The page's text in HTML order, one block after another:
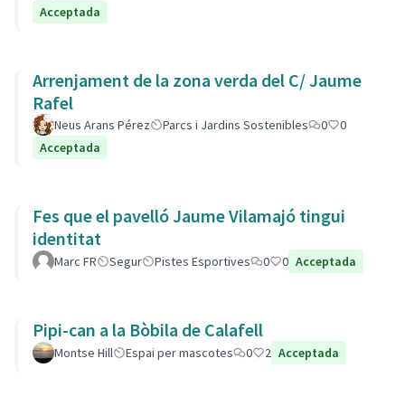
Acceptada
Arrenjament de la zona verda del C/ Jaume
Rafel
Neus Arans Pérez Parcs i Jardins Sostenibles 0
0
Acceptada
Fes que el pavelló Jaume Vilamajó tingui
identitat
Marc FR Segur Pistes Esportives 0 0 Acceptada
Pipi-can a la Bòbila de Calafell
Montse Hill Espai per mascotes 0 2 Acceptada